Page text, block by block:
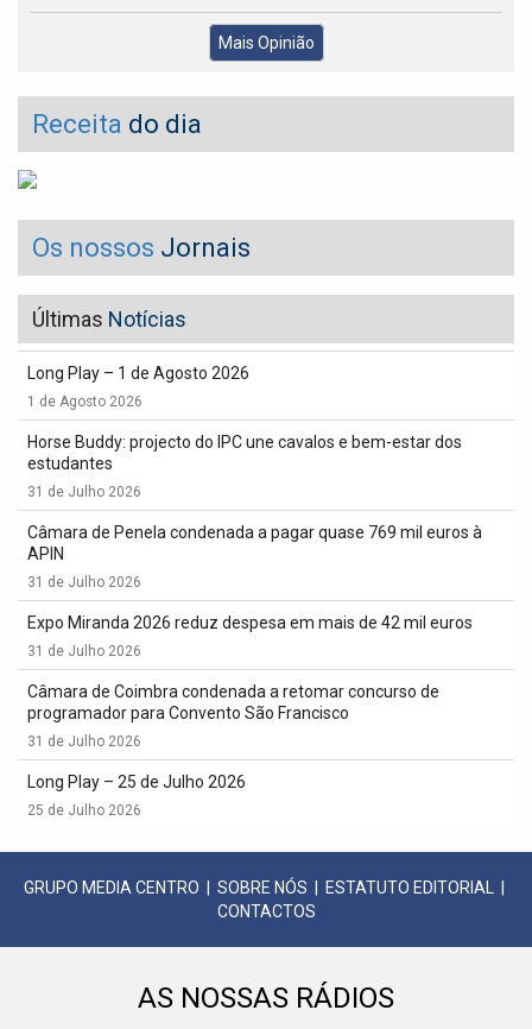
Mais Opinião
Receita do dia
Os nossos Jornais
Últimas Notícias
Long Play – 1 de Agosto 2026
1 de Agosto 2026
Horse Buddy: projecto do IPC une cavalos e bem-estar dos
estudantes
31 de Julho 2026
Câmara de Penela condenada a pagar quase 769 mil euros à
APIN
31 de Julho 2026
Expo Miranda 2026 reduz despesa em mais de 42 mil euros
31 de Julho 2026
Câmara de Coimbra condenada a retomar concurso de
programador para Convento São Francisco
31 de Julho 2026
Long Play – 25 de Julho 2026
25 de Julho 2026
GRUPO MEDIA CENTRO SOBRE NÓS ESTATUTO EDITORIAL
CONTACTOS
AS NOSSAS RÁDIOS